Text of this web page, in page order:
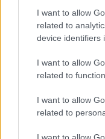
I want to allow
related to
device identifiers
I want to allow
related to
I want to allow
related to
I want to allow
Copenhagen
rivoluzionando la
Cristian Castiglioni · 8 Ago
LIFESTYLE